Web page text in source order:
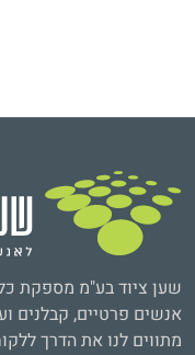
שען ציוד בע"מ מספקת
אנשים פרטיים, קבלנים
מתווים לנו את הדרך